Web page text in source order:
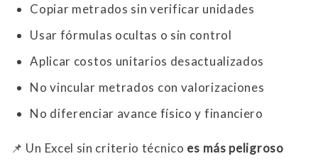
Copiar metrados sin verificar unidades
Usar fórmulas ocultas o sin control
Aplicar costos unitarios desactualizados
No vincular metrados con valorizaciones
No diferenciar avance físico y financiero
📌 Un Excel sin criterio técnico es más peligroso